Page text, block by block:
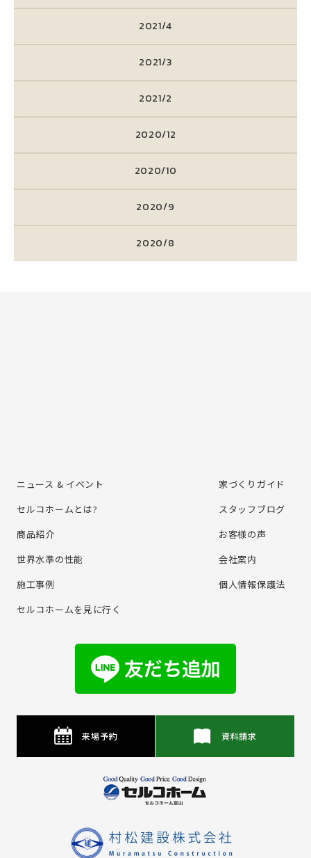
2021/4
2021/3
2021/2
2020/12
2020/10
2020/9
2020/8
ニュース & イベント
セルコホームとは?
商品紹介
世界水準の性能
施⼯事例
セルコホームを⾒に⾏く
家づくりガイド
スタッフブログ
お客様の声
会社案内
個⼈情報保護法
来場予約 資料請求